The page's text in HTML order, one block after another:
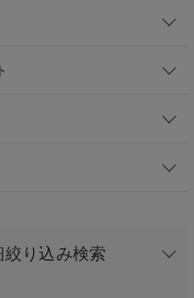
絞り込み検索